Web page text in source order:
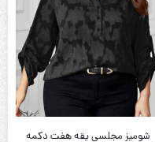
شومیز مجلسی یقه هفت دکمه